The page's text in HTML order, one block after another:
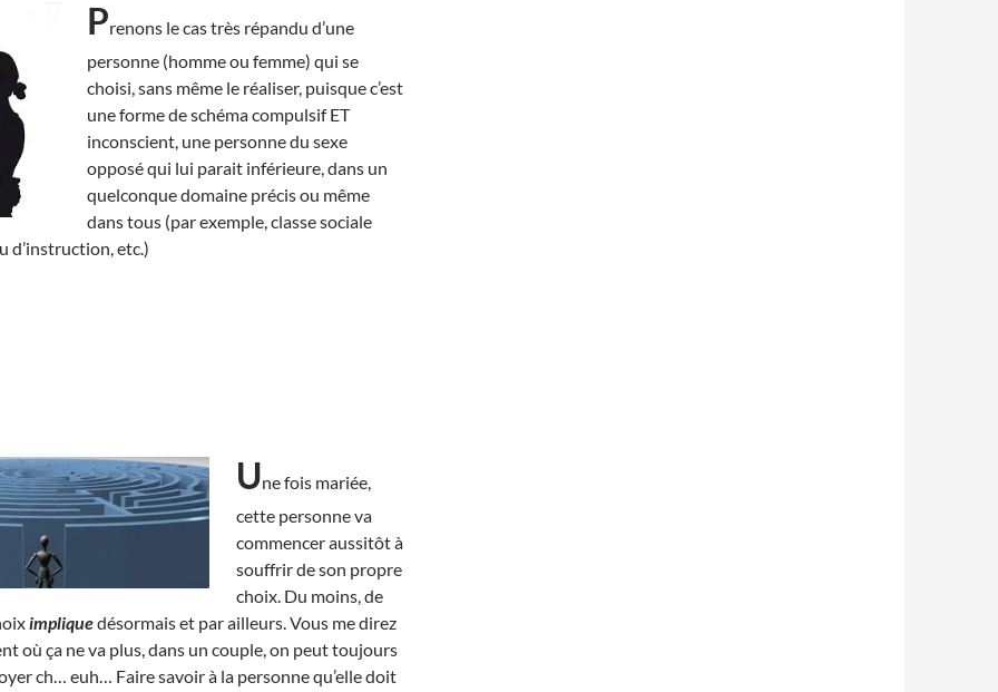
Prenons le cas très répandu d’une
personne (homme ou femme) qui se
choisi, sans même le réaliser, puisque c’est
une forme de schéma compulsif ET
inconscient, une personne du sexe
opposé qui lui parait inférieure, dans un
quelconque domaine précis ou même
dans tous (par exemple, classe sociale
d’instruction, etc.)
Une fois mariée,
cette personne va
commencer aussitôt à
souffrir de son propre
choix. Du moins, de
impliquedésormais et par ailleurs. Vous me direz
où ça ne va plus, dans un couple, on peut toujours
ch… euh… Faire savoir à la personne qu’elle doit